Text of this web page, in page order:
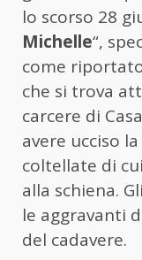
lo scorso 28
Michelle“,
come
che si trova
carcere di
avere ucciso
coltellate di
alla schiena.
le aggravanti
del cadavere.